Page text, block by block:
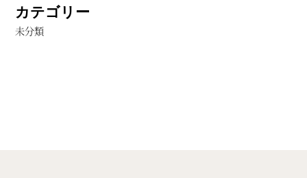
カテゴリー
未分類